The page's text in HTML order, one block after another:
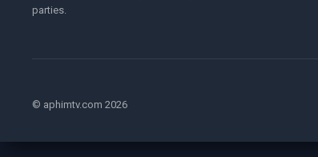
parties.
© aphimtv.com 2026